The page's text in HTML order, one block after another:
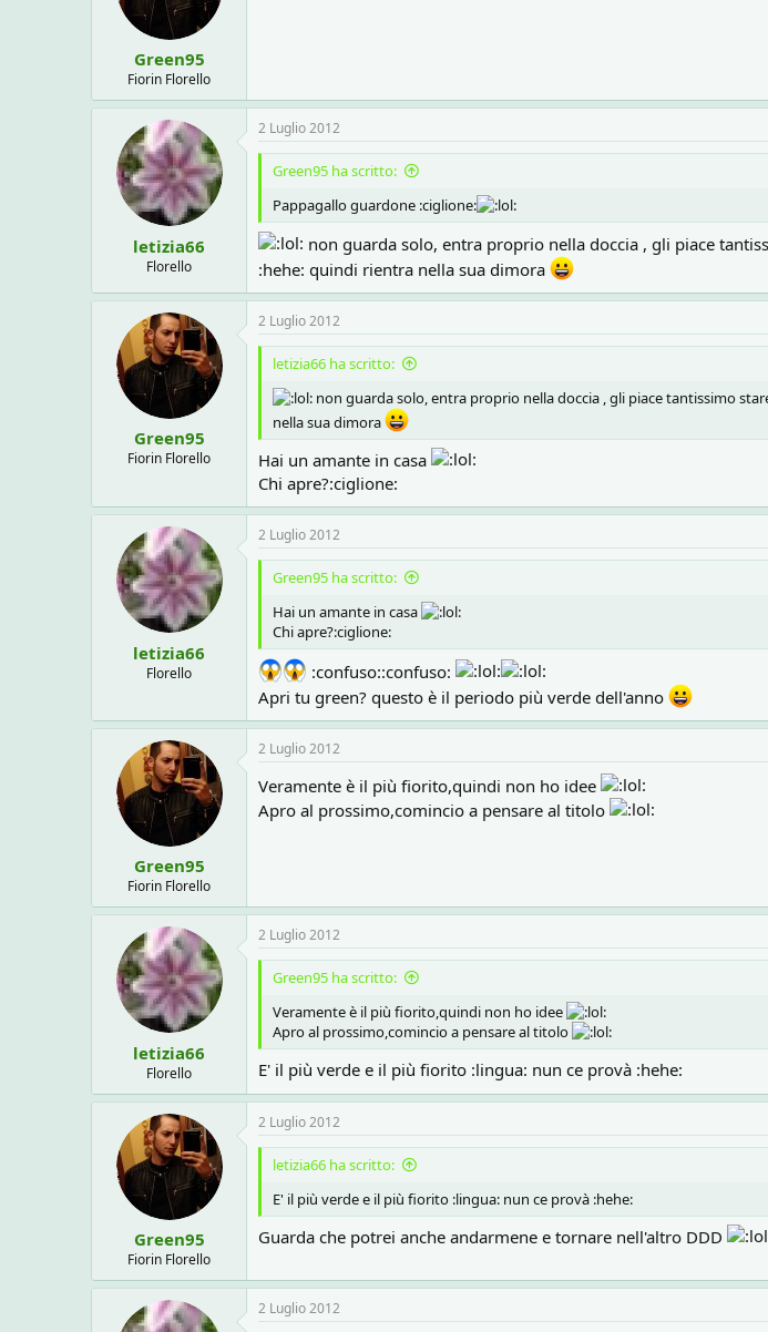
Green95
Fiorin Florello
letizia66
Florello
2 Luglio 2012
Green95 ha scritto:
Pappagallo guardone :ciglione:
non guarda solo, entra proprio nella doccia , gli piace
:hehe: quindi rientra nella sua dimora
Green95
Fiorin Florello
2 Luglio 2012
letizia66 ha scritto:
non guarda solo, entra proprio nella doccia , gli piace tantissimo
nella sua dimora
Hai un amante in casa
Chi apre?:ciglione:
letizia66
Florello
2 Luglio 2012
Green95 ha scritto:
Hai un amante in casa
Chi apre?:ciglione:
:confuso::confuso:
Apri tu green? questo è il periodo più verde dell'anno
Green95
Fiorin Florello
2 Luglio 2012
Veramente è il più fiorito,quindi non ho idee
Apro al prossimo,comincio a pensare al titolo
letizia66
Florello
2 Luglio 2012
Green95 ha scritto:
Veramente è il più fiorito,quindi non ho idee
Apro al prossimo,comincio a pensare al titolo
E' il più verde e il più fiorito :lingua: nun ce provà :hehe:
Green95
Fiorin Florello
2 Luglio 2012
letizia66 ha scritto:
E' il più verde e il più fiorito :lingua: nun ce provà :hehe:
Guarda che potrei anche andarmene e tornare nell'altro DDD
2 Luglio 2012